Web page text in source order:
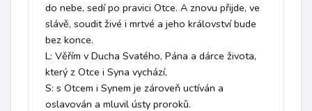
do nebe, sedí po pravici Otce. A znovu přijde, ve
slávě, soudit živé i mrtvé a jeho království bude
bez konce.
L: Věřím v Ducha Svatého, Pána a dárce života,
který z Otce i Syna vychází,
S: s Otcem i Synem je zároveň uctíván a
oslavován a mluvil ústy proroků.